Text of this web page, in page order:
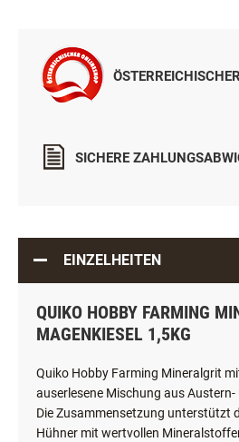
SICHERE
EINZELHEITEN
QUIKO HOBBY FARMING
MAGENKIESEL 1,5KG
Quiko Hobby Farming Mineralgrit
auserlesene Mischung aus
Die Zusammensetzung unterstützt
Hühner mit wertvollen